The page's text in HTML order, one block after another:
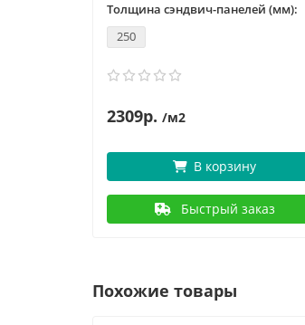
Толщина сэндвич-панелей (мм):
250
2309р. /м2
В корзину
Быстрый заказ
Похожие товары